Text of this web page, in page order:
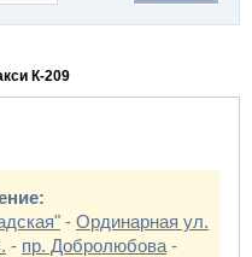
К-209
- Ординарная ул.
- пр. Добролюбова -